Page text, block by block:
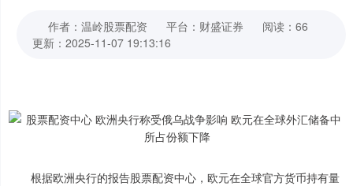
作者：温岭股票配资 平台：财盛证券
阅读：66
更新：2025-11-07 19:13:16
根据欧洲央行的报告股票配资中心，欧元在全球官方货币持有量